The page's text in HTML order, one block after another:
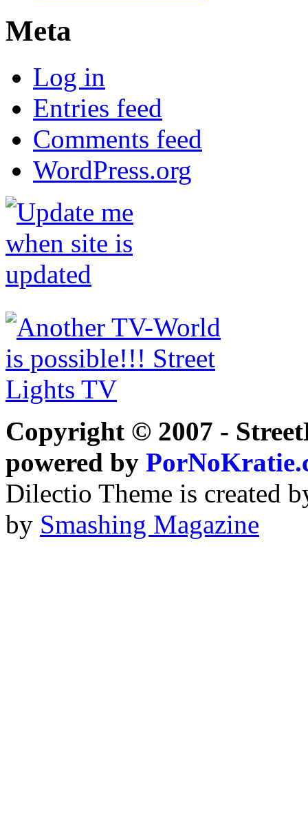
Meta
Log in
Entries feed
Comments feed
WordPress.org
Copyright © 2007 -
powered by
Dilectio Theme is created
by Smashing Magazine